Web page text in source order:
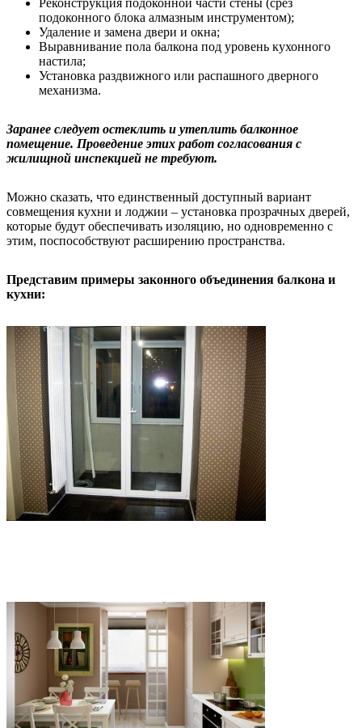
подоконного блока алмазным инструментом);
Удаление и замена двери и окна;
Выравнивание пола балкона под уровень кухонного
настила;
Установка раздвижного или распашного дверного
механизма.
Заранее следует остеклить и утеплить балконное
помещение. Проведение этих работ согласования с
жилищной инспекцией не требуют.
Можно сказать, что единственный доступный вариант
совмещения кухни и лоджии – установка прозрачных дверей,
которые будут обеспечивать изоляцию, но одновременно с
этим, поспособствуют расширению пространства.
Представим примеры законного объединения балкона и
кухни: